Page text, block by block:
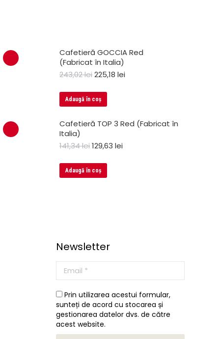
Cafetieră GOCCIA Red
(Fabricat în Italia)
243,02lei225,18 lei
Adaugă în coș
Cafetieră TOP 3 Red (Fabricat în
Italia)
141,34lei129,63 lei
Adaugă în coș
Newsletter
Prin utilizarea acestui formular,
sunteți de acord cu stocarea și
gestionarea datelor dvs. de către
acest website.